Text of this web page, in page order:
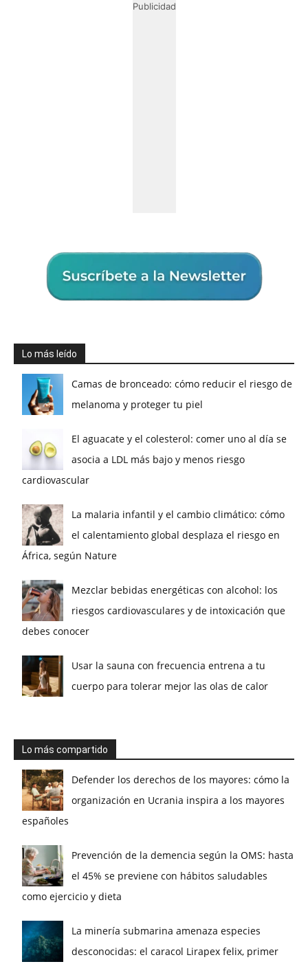
Publicidad
Lo más leído
Camas de bronceado: cómo reducir el riesgo de
melanoma y proteger tu piel
El aguacate y el colesterol: comer uno al día se
asocia a LDL más bajo y menos riesgo
cardiovascular
La malaria infantil y el cambio climático: cómo
el calentamiento global desplaza el riesgo en
África, según Nature
Mezclar bebidas energéticas con alcohol: los
riesgos cardiovasculares y de intoxicación que
debes conocer
Usar la sauna con frecuencia entrena a tu
cuerpo para tolerar mejor las olas de calor
Lo más compartido
Defender los derechos de los mayores: cómo la
organización en Ucrania inspira a los mayores
españoles
Prevención de la demencia según la OMS: hasta
el 45% se previene con hábitos saludables
como ejercicio y dieta
La minería submarina amenaza especies
desconocidas: el caracol Lirapex felix, primer